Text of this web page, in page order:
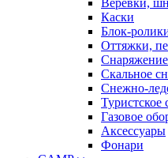
Веревки,
Каски
Блок-
Оттяжки,
Снаряжение
Скальное
Снежно-
Туристское
Газовое
Аксессуары
Фонари